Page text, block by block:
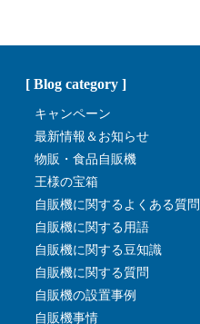
[ Blog category ]
キャンペーン
最新情報＆お知らせ
物販・食品自販機
王様の宝箱
自販機に関するよくある質問
自販機に関する用語
自販機に関する豆知識
自販機に関する質問
自販機の設置事例
自販機事情